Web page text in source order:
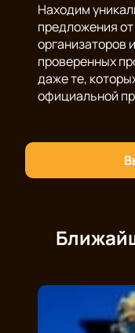
Находим
предложения от
организаторов и
проверенных
даже те,
официальной